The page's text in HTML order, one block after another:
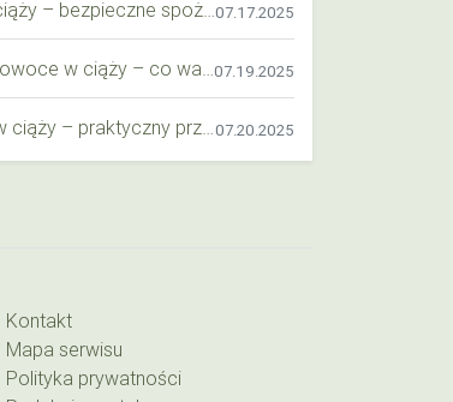
07.17.2025
07.19.2025
07.20.2025
Kontakt
Mapa serwisu
Polityka prywatności